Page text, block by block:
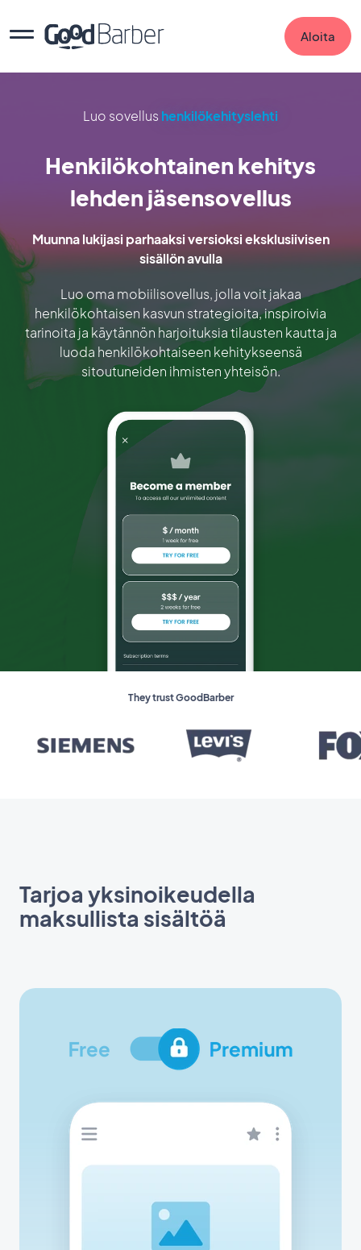
Aloita
Luo sovellus henkilökehityslehti
Henkilökohtainen kehitys
lehden jäsensovellus
Muunna lukijasi parhaaksi versioksi eksklusiivisen
sisällön avulla
Luo oma mobiilisovellus, jolla voit jakaa
henkilökohtaisen kasvun strategioita, inspiroivia
tarinoita ja käytännön harjoituksia tilausten kautta ja
luoda henkilökohtaiseen kehitykseensä
sitoutuneiden ihmisten yhteisön.
They trust GoodBarber
Tarjoa yksinoikeudella
maksullista sisältöä